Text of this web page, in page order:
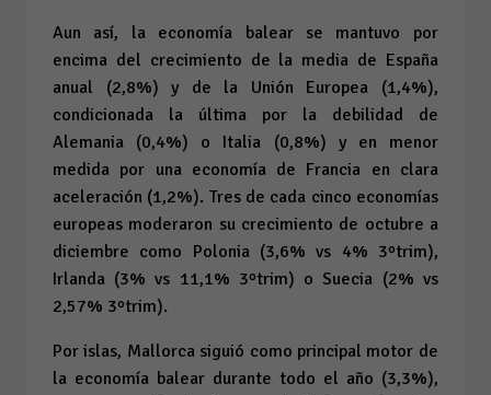
Aun así, la economía balear se mantuvo por
encima del crecimiento de la media de España
anual (2,8%) y de la Unión Europea (1,4%),
condicionada la última por la debilidad de
Alemania (0,4%) o Italia (0,8%) y en menor
medida por una economía de Francia en clara
aceleración (1,2%). Tres de cada cinco economías
europeas moderaron su crecimiento de octubre a
diciembre como Polonia (3,6% vs 4% 3ºtrim),
Irlanda (3% vs 11,1% 3ºtrim) o Suecia (2% vs
2,57% 3ºtrim).
Por islas, Mallorca siguió como principal motor de
la economía balear durante todo el año (3,3%),